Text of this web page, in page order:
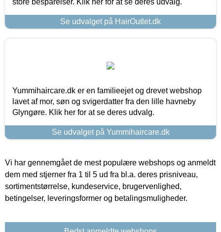
Se udvalget på HairOutlet.dk
Yummihaircare.dk er en familieejet og drevet webshop
lavet af mor, søn og svigerdatter fra den lille havneby
Glyngøre. Klik her for at se deres udvalg.
Se udvalget på Yummihaircare.dk
Vi har gennemgået de mest populære webshops og anmeldt
dem med stjerner fra 1 til 5 ud fra bl.a. deres prisniveau,
sortimentstørrelse, kundeservice, brugervenlighed,
betingelser, leveringsformer og betalingsmuligheder.